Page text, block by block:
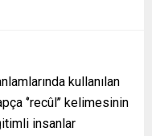
anlamlarında kullanılan
‘’recûl’’ kelimesinin
insanlar